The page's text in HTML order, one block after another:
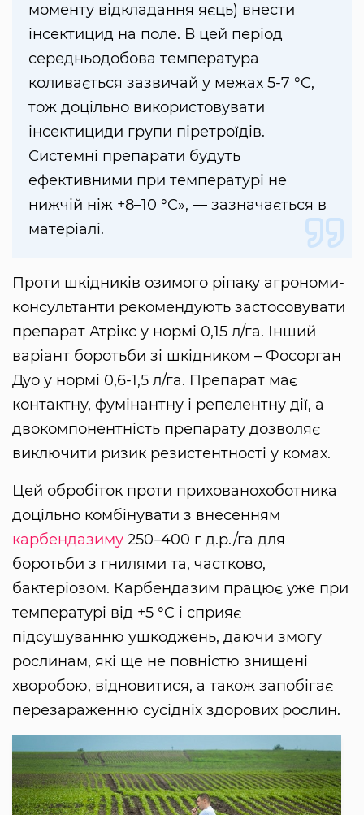
моменту відкладання яєць) внести
інсектицид на поле. В цей період
середньодобова температура
коливається зазвичай у межах 5-7 °C,
тож доцільно використовувати
інсектициди групи піре­троїдів.
Системні препарати будуть
ефективними при температурі не
нижчій ніж +8–10 °C», — зазначається в
матеріалі.
Проти шкідників озимого ріпаку агрономи-
консультанти рекомендують застосовувати
препарат Атрікс у нормі 0,15 л/га. Інший
варіант боротьби зі шкідником – Фосорган
Дуо у нормі 0,6-1,5 л/га. Препарат має
контактну, фумінантну і репелентну дії, а
двокомпонентність препарату дозволяє
виключити ризик резистентності у комах.
Цей обробіток проти прихованохоботника
доцільно комбінувати з внесенням
карбендазиму 250–400 г д.р./га для
боротьби з гнилями та, частково,
бактеріозом. Карбендазим працює уже при
температурі від +5 °C і сприяє
підсушуванню ушкоджень, даючи змогу
рослинам, які ще не повністю знищені
хворобою, відновитися, а також запобігає
перезараженню сусідніх здорових рослин.